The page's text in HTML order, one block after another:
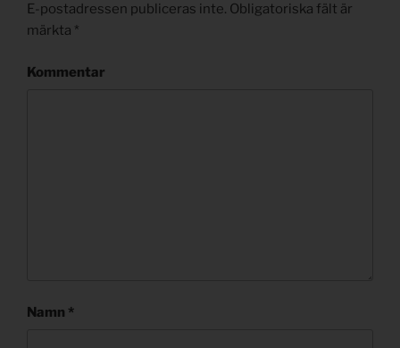
E-postadressen publiceras inte. Obligatoriska fält är
märkta *
Kommentar
Namn *